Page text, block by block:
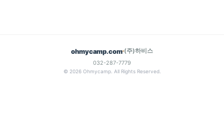
ohmycamp.com (주)하비스
032-287-7779
© 2026 Ohmycamp. All Rights Reserved.